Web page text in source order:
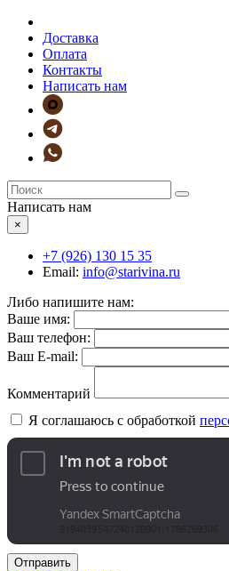
Доставка
Оплата
Контакты
Написать нам
Написать нам
×
+7 (926) 130 15 35
Email: info@starivina.ru
Либо напишите нам:
Ваше имя:
Ваш телефон:
Ваш E-mail:
Комментарий
Я соглашаюсь с обработкой
Отправить